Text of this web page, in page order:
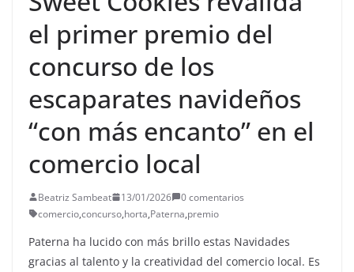
el primer premio del
concurso de los
escaparates navideños
“con más encanto” en el
comercio local
Beatriz Sambeat 13/01/2026
0 comentarios
comercio,concurso,horta,Paterna,premio
Paterna ha lucido con más brillo estas Navidades
gracias al talento y la creatividad del comercio local. Es